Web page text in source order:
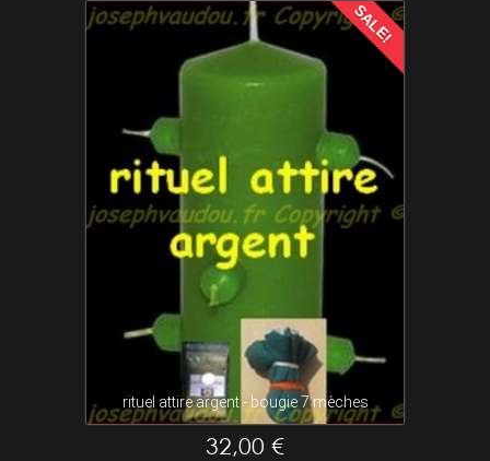
SALE!
rituel attire argent - bougie 7 mèches
32,00 €